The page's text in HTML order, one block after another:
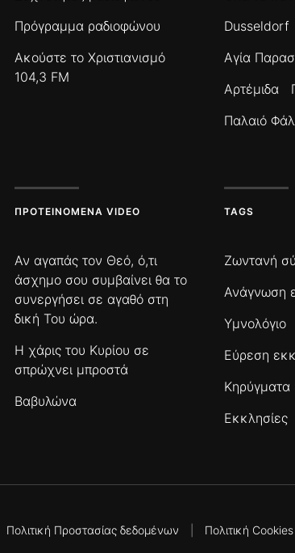
Πρόγραμμα ραδιοφώνου
Ακούστε το Χριστιανισμό
104,3 FM
Dusseldorf
Αγία
Αρτέμιδα
Παλαιό
ΠΡΟΤΕΙΝΌΜΕΝΑ VIDEO
Αν αγαπάς τον Θεό, ό,τι
άσχημο σου συμβαίνει θα το
συνεργήσει σε αγαθό στη
δική Του ώρα.
Η χάρις του Κυρίου σε
σπρώχνει μπροστά
Βαβυλώνα
TAGS
Ζωντανή
Ανάγνωση
Υμνολόγιο
Εύρεση
Εκκλησίες
Πολιτική Προστασίας δεδομένων Πολιτική Cookies